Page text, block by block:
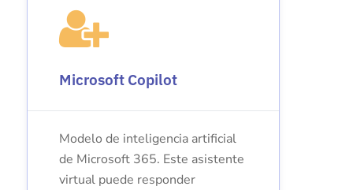
Microsoft Copilot
Modelo de inteligencia artificial
de Microsoft 365. Este asistente
virtual puede responder